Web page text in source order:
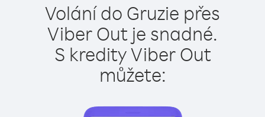
Volání do Gruzie přes
Viber Out je snadné.
S kredity Viber Out
můžete: